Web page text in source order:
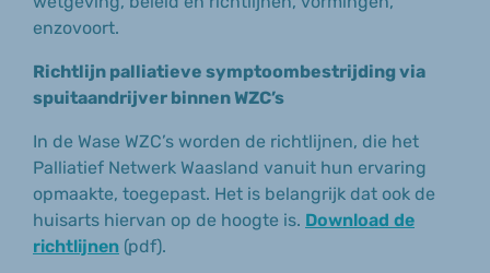
enzovoort.
Richtlijn palliatieve symptoombestrijding via
spuitaandrijver binnen WZC’s
In de Wase WZC’s worden de richtlijnen, die het
Palliatief Netwerk Waasland vanuit hun ervaring
opmaakte, toegepast. Het is belangrijk dat ook de
huisarts hiervan op de hoogte is. Download de
richtlijnen (pdf).